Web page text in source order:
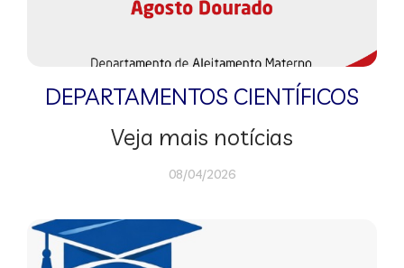
DEPARTAMENTOS CIENTÍFICOS
Veja mais notícias
08/04/2026